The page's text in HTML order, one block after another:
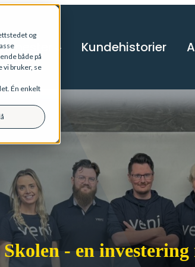
og
både på
vi bruker, se
Én enkelt
Kundehistorier
- en